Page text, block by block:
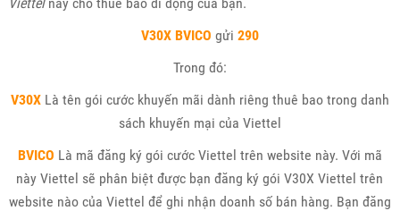
V30X BVICO gửi 290
Trong đó:
V30XLà tên gói cước khuyến mãi dành riêng thuê bao trong danh
sách khuyến mại của Viettel
BVICO Là mã đăng ký gói cước Viettel trên website này. Với mã
này Viettel sẽ phân biệt được bạn đăng ký gói V30X Viettel trên
website nào của Viettel để ghi nhận doanh số bán hàng. Bạn đăng